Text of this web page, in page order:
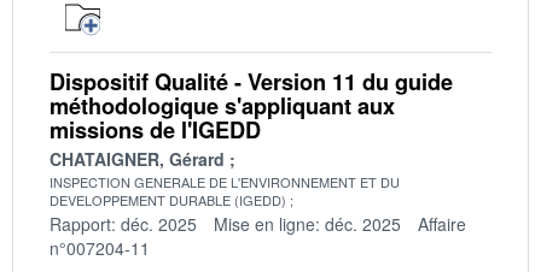
Dispositif Qualité - Version 11 du guide
méthodologique s'appliquant aux
missions de l'IGEDD
CHATAIGNER, Gérard
INSPECTION GENERALE DE L'ENVIRONNEMENT ET DU
DEVELOPPEMENT DURABLE (IGEDD)
Rapport: déc. 2025 Mise en ligne: déc. 2025
Affaire
n°007204-11